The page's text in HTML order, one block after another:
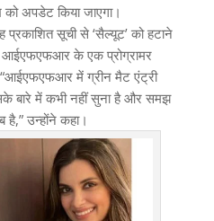
अपडेट किया जाएगा।
प्रकाशित सूची से ‘सैल्यूट’ को हटाने
आईएफएफआर के एक प्रोग्रामर
“आईएफएफआर में ग्रीन मैट एंट्री
बारे में कभी नहीं सुना है और समझ
उन्होंने कहा।